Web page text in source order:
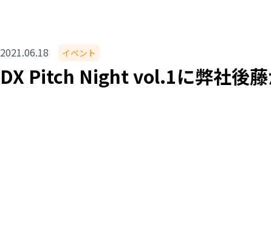
2021.06.18 イベント
DX Pitch Night vol.1に弊社後藤